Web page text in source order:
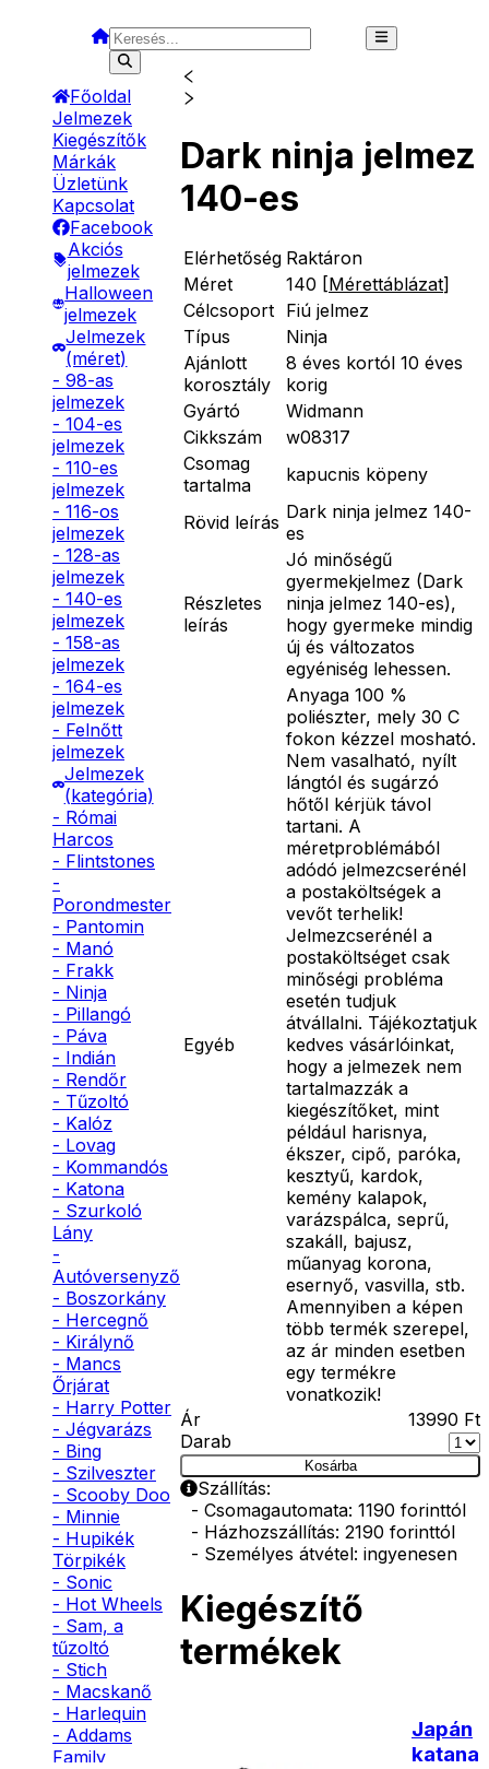
Főoldal
Jelmezek
Kiegészítők
Márkák
Üzletünk
Kapcsolat
Facebook
Akciós
jelmezek
Halloween
jelmezek
Jelmezek
(méret)
- 98-as
jelmezek
- 104-es
jelmezek
- 110-es
jelmezek
- 116-os
jelmezek
- 128-as
jelmezek
- 140-es
jelmezek
- 158-as
jelmezek
- 164-es
jelmezek
- Felnőtt
jelmezek
Jelmezek
(kategória)
- Római
Harcos
- Flintstones
-
Porondmester
- Pantomin
- Manó
- Frakk
- Ninja
- Pillangó
- Páva
- Indián
- Rendőr
- Tűzoltó
- Kalóz
- Lovag
- Kommandós
- Katona
- Szurkoló
Lány
-
Autóversenyző
- Boszorkány
- Hercegnő
- Királynő
- Mancs
Őrjárat
- Harry Potter
- Jégvarázs
- Bing
- Szilveszter
- Scooby Doo
- Minnie
- Hupikék
Törpikék
- Sonic
- Hot Wheels
- Sam, a
tűzoltó
- Stich
- Macskanő
- Harlequin
- Addams
Family
Dark ninja jelmez
140-es
Elérhetőség Raktáron
Méret
140 [Mérettáblázat]
Célcsoport Fiú jelmez
Típus
Ninja
Ajánlott
korosztály
8 éves kortól 10 éves
korig
Gyártó
Widmann
Cikkszám
w08317
Csomag
tartalma
kapucnis köpeny
Rövid leírás Dark ninja jelmez 140-
es
Részletes
leírás
Jó minőségű
gyermekjelmez (Dark
ninja jelmez 140-es),
hogy gyermeke mindig
új és változatos
egyéniség lehessen.
Egyéb
Anyaga 100 %
poliészter, mely 30 C
fokon kézzel mosható.
Nem vasalható, nyílt
lángtól és sugárzó
hőtől kérjük távol
tartani. A
méretproblémából
adódó jelmezcserénél
a postaköltségek a
vevőt terhelik!
Jelmezcserénél a
postaköltséget csak
minőségi probléma
esetén tudjuk
átvállalni. Tájékoztatjuk
kedves vásárlóinkat,
hogy a jelmezek nem
tartalmazzák a
kiegészítőket, mint
például harisnya,
ékszer, cipő, paróka,
kesztyű, kardok,
kemény kalapok,
varázspálca, seprű,
szakáll, bajusz,
műanyag korona,
esernyő, vasvilla, stb.
Amennyiben a képen
több termék szerepel,
az ár minden esetben
egy termékre
vonatkozik!
Ár
13990 Ft
Darab
Kosárba
Szállítás:
- Csomagautomata: 1190 forinttól
- Házhozszállítás: 2190 forinttól
- Személyes átvétel: ingyenesen
Kiegészítő
termékek
Japán
katana